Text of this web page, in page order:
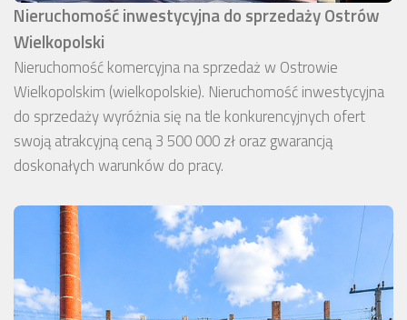
Nieruchomość inwestycyjna do sprzedaży Ostrów
Wielkopolski
Nieruchomość komercyjna na sprzedaż w Ostrowie
Wielkopolskim (wielkopolskie). Nieruchomość inwestycyjna
do sprzedaży wyróżnia się na tle konkurencyjnych ofert
swoją atrakcyjną ceną 3 500 000 zł oraz gwarancją
doskonałych warunków do pracy.